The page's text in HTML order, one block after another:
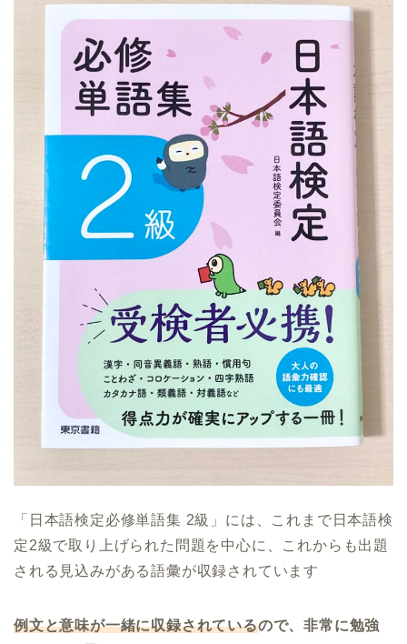
「日本語検定必修単語集 2級」には、これまで日本語検
定2級で取り上げられた問題を中心に、これからも出題
される見込みがある語彙が収録されています
例文と意味が一緒に収録されているので、非常に勉強